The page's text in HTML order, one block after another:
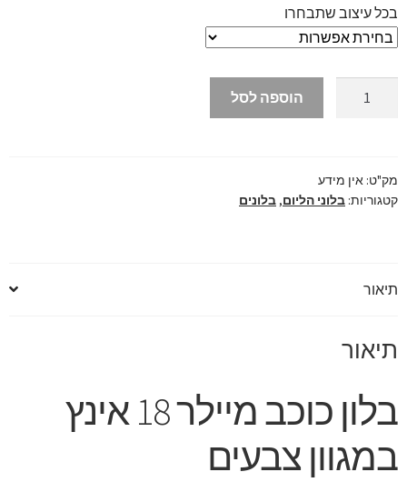
בכל עיצוב שתבחרו
מיילר
18
הוספה לסל
מק"ט: אין מידע
קטגוריות: בלוני הליום, בלונים
תיאור
תיאור
בלון כוכב מיילר 18 אינץ
במגוון צבעים